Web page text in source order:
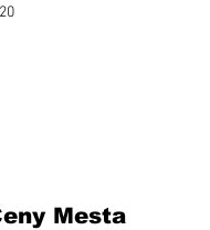
Mesta